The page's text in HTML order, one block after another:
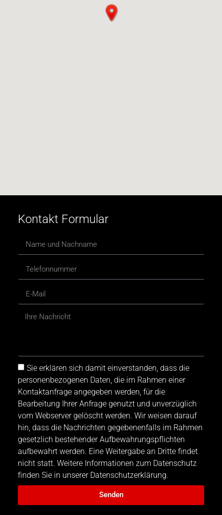
Kontakt Formular
Sie erklären sich damit einverstanden, dass die
personenbezogenen Daten, die im Rahmen einer
Kontaktanfrage angegeben werden, für die
Bearbeitung Ihrer Anfrage genutzt und unverzüglich
vom Webserver gelöscht werden. Wir weisen darauf
hin, dass die Nachrichten gegebenenfalls im Rahmen
gesetzlich bestehender Aufbewahrungspflichten
aufbewahrt werden. Eine Weitergabe an Dritte findet
nicht statt. Weitere Informationen zum Datenschutz
finden Sie in unserer Datenschutzerklärung.
Senden